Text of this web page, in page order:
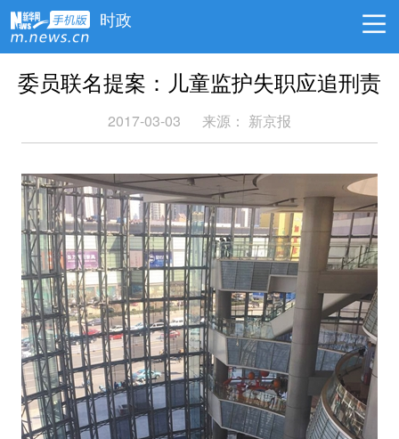
时政
委员联名提案：儿童监护失职应追刑责
2017-03-03 来源： 新京报